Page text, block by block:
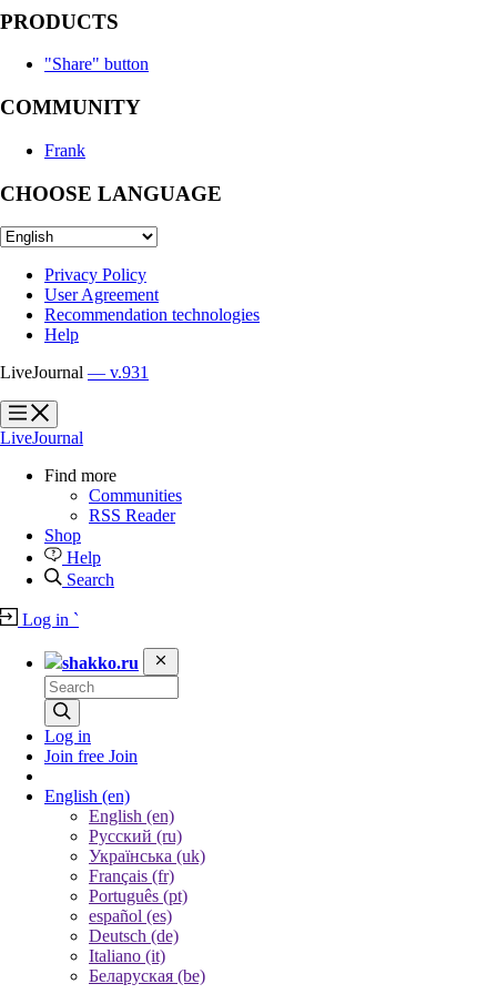
PRODUCTS
"Share" button
COMMUNITY
Frank
CHOOSE LANGUAGE
Privacy Policy
User Agreement
Recommendation technologies
Help
LiveJournal — v.931
?
?
LiveJournal
Find more
Communities
RSS Reader
Shop
Help
Search
Log in `
shakko.ru
Log in
Join free Join
English (en)
English (en)
Русский (ru)
Українська (uk)
Français (fr)
Português (pt)
español (es)
Deutsch (de)
Italiano (it)
Беларуская (be)